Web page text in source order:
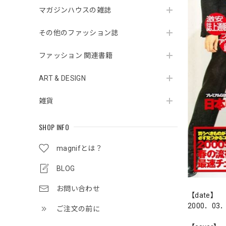
マガジンハウスの雑誌
その他のファッション誌
ファッション 関連書籍
ART & DESIGN
雑貨
SHOP INFO
magnifとは？
BLOG
お問い合わせ
ご注文の前に
【date】
2000．03